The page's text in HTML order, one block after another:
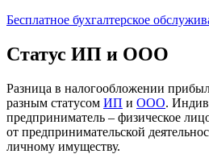
Бесплатное бухгалтерское
Статус ИП и ООО
Разница в налогообложении
разным статусом ИП и ООО.
предприниматель – физическое
от предпринимательской
личному имуществу.